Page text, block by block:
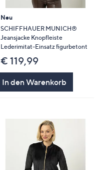
Neu
SCHIFFHAUER MUNICH®
Jeansjacke Knopfleiste
Lederimitat-Einsatz figurbetont
€ 119,99
In den Warenkorb